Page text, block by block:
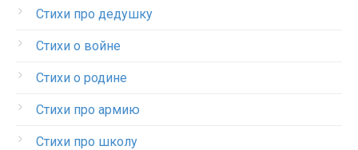
Стихи про дедушку
Стихи о войне
Стихи о родине
Стихи про армию
Стихи про школу